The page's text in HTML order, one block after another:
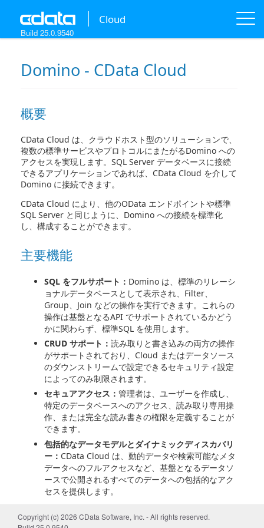
Cloud
Build 25.0.9540
Domino - CData Cloud
概要
CData Cloud は、クラウドホスト型のソリューションで、
複数の標準サービスやプロトコルにまたがるDomino への
アクセスを実現します。SQL Server データベースに接続
できるアプリケーションであれば、CData Cloud を介して
Domino に接続できます。
CData Cloud により、他のOData エンドポイントや標準
SQL Server と同じように、Domino への接続を標準化
し、構成することができます。
主要機能
SQL をフルサポート： Domino は、標準のリレーシ
ョナルデータベースとして表示され、Filter、
Group、Join などの操作を実行できます。これらの
操作は基盤となるAPI でサポートされているかどう
かに関わらず、標準SQL を使用します。
CRUD サポート： 読み取りと書き込みの両方の操作
がサポートされており、Cloud またはデータソース
のダウンストリームで設定できるセキュリティ設定
によってのみ制限されます。
セキュアアクセス： 管理者は、ユーザーを作成し、
特定のデータベースへのアクセス、読み取り専用操
作、または完全な読み書きの権限を定義することが
できます。
包括的なデータモデルとダイナミックディスカバリ
ー： CData Cloud は、動的データや検索可能なメタ
データへのフルアクセスなど、基盤となるデータソ
ースで公開されるすべてのデータへの包括的なアク
セスを提供します。
はじめに
Copyright (c) 2026 CData Software, Inc. - All rights reserved.